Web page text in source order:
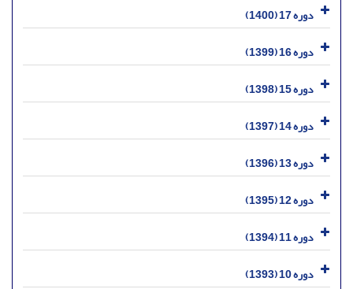
دوره 17 (1400)
دوره 16 (1399)
دوره 15 (1398)
دوره 14 (1397)
دوره 13 (1396)
دوره 12 (1395)
دوره 11 (1394)
دوره 10 (1393)